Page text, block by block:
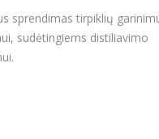
sprendimas tirpiklių
sudėtingiems distiliavimo